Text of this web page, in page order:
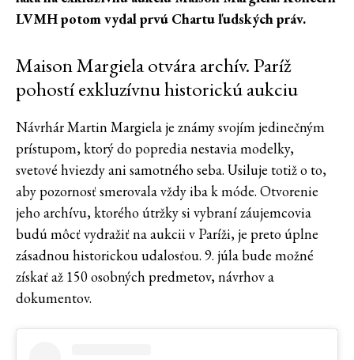
LVMH potom vydal prvú Chartu ľudských práv.
Maison Margiela otvára archív. Paríž
pohostí exkluzívnu historickú aukciu
Návrhár Martin Margiela je známy svojím jedinečným
prístupom, ktorý do popredia nestavia modelky,
svetové hviezdy ani samotného seba. Usiluje totiž o to,
aby pozornosť smerovala vždy iba k móde. Otvorenie
jeho archívu, ktorého útržky si vybraní záujemcovia
budú môcť vydražiť na aukcii v Paríži, je preto úplne
zásadnou historickou udalosťou. 9. júla bude možné
získať až 150 osobných predmetov, návrhov a
dokumentov.